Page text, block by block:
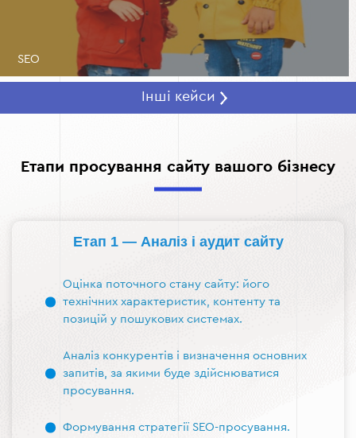
SEO
Інші кейси
Етапи просування сайту вашого бізнесу
Етап 1 — Аналіз і аудит сайту
Оцінка поточного стану сайту: його
технічних характеристик, контенту та
позицій у пошукових системах.
Аналіз конкурентів і визначення основних
запитів, за якими буде здійснюватися
просування.
Формування стратегії SEO-просування.